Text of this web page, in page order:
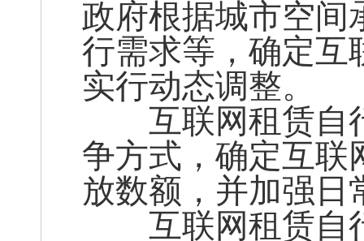
政府根据城市空间
行需求等，确定互
实行动态调整。
互联网租赁自
争方式，确定互联
放数额，并加强日
互联网租赁自